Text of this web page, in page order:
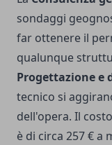
sondaggi
far ottenere il
qualunque
Progettazione e
tecnico si
dell'opera. Il
è di circa 257 € a